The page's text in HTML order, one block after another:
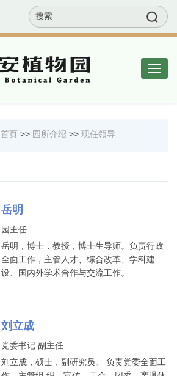
首页 >> 园所介绍 >> 现任领导
岳明
园主任
岳明，博士，教授，博士生导师。负责行政
全面工作，主管人才、综合改革、学科建
设、国内外学术合作与交流工作。
刘立成
党委书记 副主任
刘立成，硕士，副研究员。 负责党委全面工